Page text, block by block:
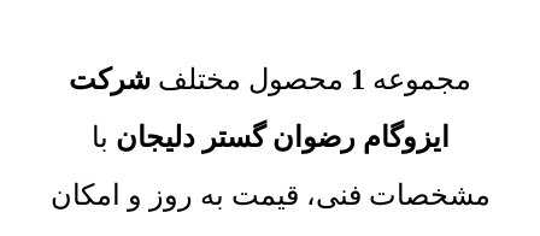
مجموعه‌ 1 محصول مختلف شرکت
ایزوگام رضوان گستر دلیجان با
مشخصات فنی، قیمت به روز و امکان